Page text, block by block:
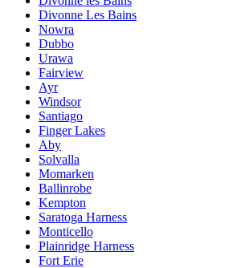
Divonne Les Bains
Nowra
Dubbo
Urawa
Fairview
Ayr
Windsor
Santiago
Finger Lakes
Aby
Solvalla
Momarken
Ballinrobe
Kempton
Saratoga Harness
Monticello
Plainridge Harness
Fort Erie